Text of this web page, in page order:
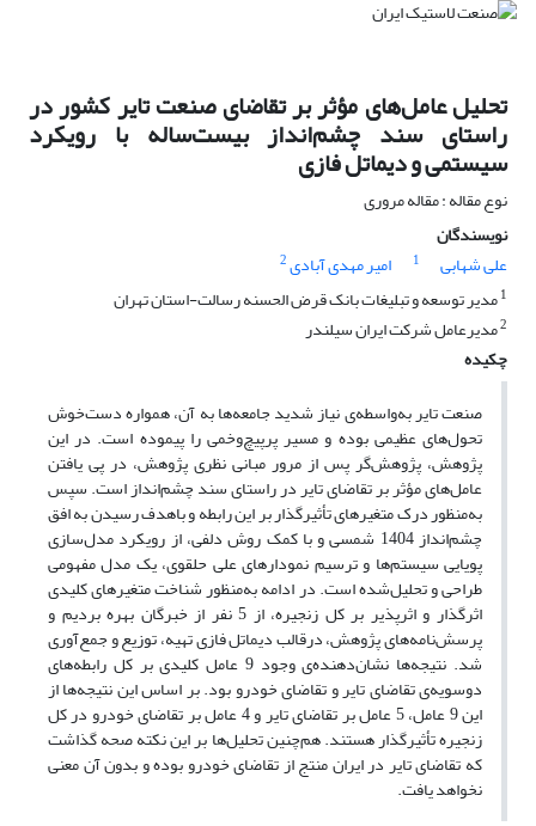
تحلیل عامل‌های مؤثر بر تقاضای صنعت تایر کشور در
راستای سند چشم‌انداز بیست‌ساله با رویکرد
سیستمی و دیماتل فازی
نوع مقاله : مقاله مروری
نویسندگان
علی شهابی
1 امیر مهدی آبادی2
1مدیر توسعه و تبلیغات بانک قرض الحسنه رسالت-استان تهران
2مدیرعامل شرکت ایران سیلندر
چکیده
صنعت تایر به‌واسطه‌ی نیاز شدید جامعه‌ها به آن، همواره دست‌خوش
تحول‌های عظیمی بوده و مسیر پرپیچ‌وخمی را پیموده است. در این
پژوهش، پژوهش‌گر پس از مرور مبانی نظری پژوهش، در پی یافتن
عامل‌های مؤثر بر تقاضای تایر در راستای سند چشم‌انداز است. سپس
به‌منظور درک متغیرهای تأثیرگذار بر این رابطه و باهدف رسیدن به افق
چشم‌انداز 1404 شمسی و با کمک روش دلفی، از رویکرد مدل‌سازی
پویایی سیستم‌ها و ترسیم نمودارهای علی حلقوی، یک مدل مفهومی
طراحی و تحلیل‌شده است. در ادامه به‌منظور شناخت متغیرهای کلیدی
اثرگذار و اثرپذیر بر کل زنجیره، از 5 نفر از خبرگان بهره بردیم و
پرسش‌نامه‌های پژوهش، درقالب دیماتل فازی تهیه، توزیع و جمع‌آوری
شد. نتیجه‌ها نشان‌دهنده‌ی وجود 9 عامل کلیدی بر کل رابطه‌های
دوسویه‌ی تقاضای تایر و تقاضای خودرو بود. بر اساس این نتیجه‌ها از
این 9 عامل، 5 عامل بر تقاضای تایر و 4 عامل بر تقاضای خودرو در کل
زنجیره تأثیرگذار هستند. هم‌چنین تحلیل‌ها بر این نکته صحه گذاشت
که تقاضای تایر در ایران منتج از تقاضای خودرو بوده و بدون آن معنی
نخواهد یافت.